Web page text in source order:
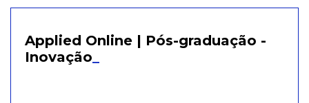
Applied Online | Pós-graduação -
Inovação